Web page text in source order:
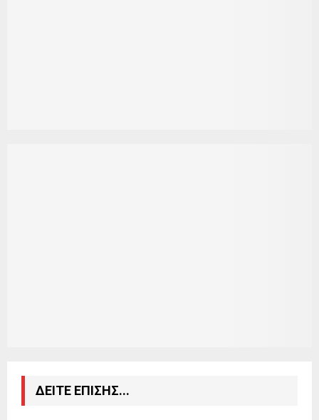
ΔΕΙΤΕ ΕΠΙΣΗΣ...